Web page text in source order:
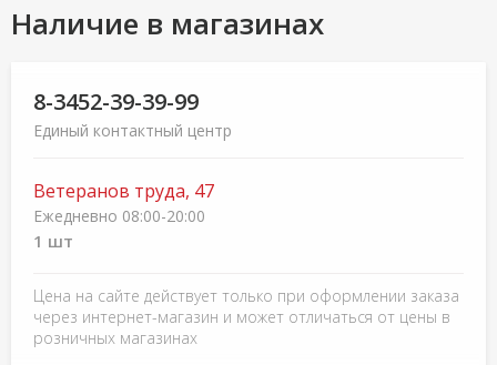
Наличие в магазинах
8-3452-39-39-99
Единый контактный центр
Ветеранов труда, 47
Ежедневно 08:00-20:00
1 шт
Цена на сайте действует только при оформлении заказа
через интернет-магазин и может отличаться от цены в
розничных магазинах